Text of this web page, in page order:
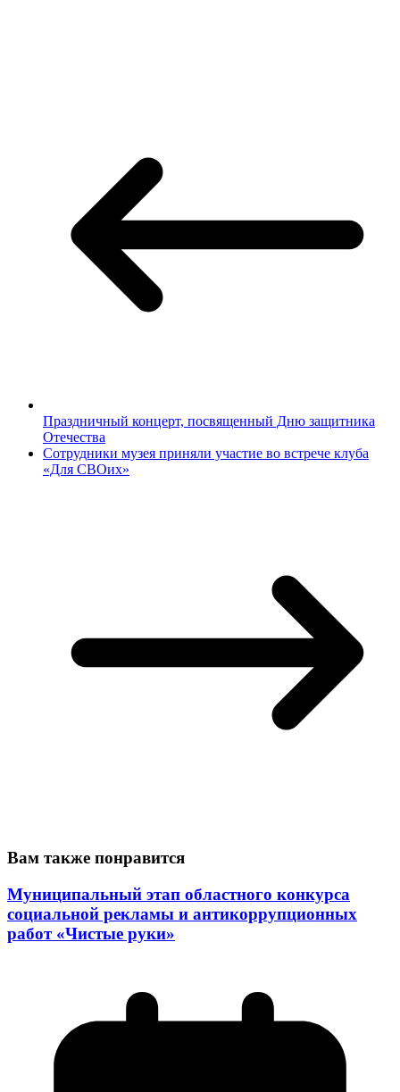
Праздничный концерт, посвященный Дню защитника
Отечества
Сотрудники музея приняли участие во встрече клуба
«Для СВОих»
Вам также понравится
Муниципальный этап областного конкурса
социальной рекламы и антикоррупционных
работ «Чистые руки»